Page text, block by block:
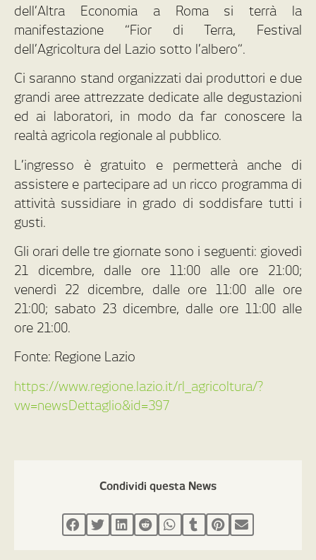
dell’Altra Economia a Roma si terrà la
manifestazione “Fior di Terra, Festival
dell’Agricoltura del Lazio sotto l’albero”.
Ci saranno stand organizzati dai produttori e due
grandi aree attrezzate dedicate alle degustazioni
ed ai laboratori, in modo da far conoscere la
realtà agricola regionale al pubblico.
L’ingresso è gratuito e permetterà anche di
assistere e partecipare ad un ricco programma di
attività sussidiare in grado di soddisfare tutti i
gusti.
Gli orari delle tre giornate sono i seguenti: giovedì
21 dicembre, dalle ore 11:00 alle ore 21:00;
venerdì 22 dicembre, dalle ore 11:00 alle ore
21:00; sabato 23 dicembre, dalle ore 11:00 alle
ore 21:00.
Fonte: Regione Lazio
https://www.regione.lazio.it/rl_agricoltura/?
vw=newsDettaglio&id=397
Condividi questa News